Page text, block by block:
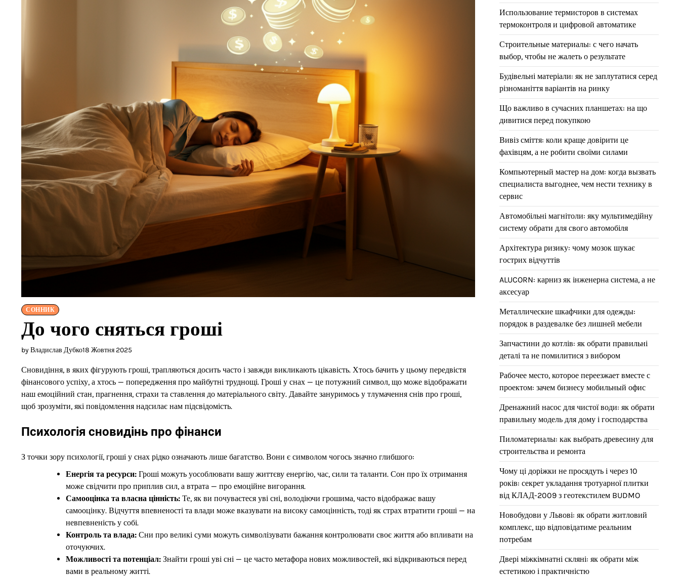
СОННИК
До чого сняться гроші
by Владислав Дубко18 Жовтня 2025
Сновидіння, в яких фігурують гроші, трапляються досить часто і завжди викликають цікавість. Хтось бачить у цьому передвістя
фінансового успіху, а хтось — попередження про майбутні труднощі. Гроші у снах — це потужний символ, що може відображати
наш емоційний стан, прагнення, страхи та ставлення до матеріального світу. Давайте зануримось у тлумачення снів про гроші,
щоб зрозуміти, які повідомлення надсилає нам підсвідомість.
Психологія сновидінь про фінанси
З точки зору психології, гроші у снах рідко означають лише багатство. Вони є символом чогось значно глибшого:
Енергія та ресурси: Гроші можуть уособлювати вашу життєву енергію, час, сили та таланти. Сон про їх отримання
може свідчити про приплив сил, а втрата — про емоційне вигорання.
Самооцінка та власна цінність: Те, як ви почуваєтеся уві сні, володіючи грошима, часто відображає вашу
самооцінку. Відчуття впевненості та влади може вказувати на високу самоцінність, тоді як страх втратити гроші — на
невпевненість у собі.
Контроль та влада: Сни про великі суми можуть символізувати бажання контролювати своє життя або впливати на
оточуючих.
Можливості та потенціал: Знайти гроші уві сні — це часто метафора нових можливостей, які відкриваються перед
вами в реальному житті.
Использование термисторов в системах
термоконтроля и цифровой автоматике
Строительные материалы: с чего начать
выбор, чтобы не жалеть о результате
Будівельні матеріали: як не заплутатися серед
різноманіття варіантів на ринку
Що важливо в сучасних планшетах: на що
дивитися перед покупкою
Вивіз сміття: коли краще довірити це
фахівцям, а не робити своїми силами
Компьютерный мастер на дом: когда вызвать
специалиста выгоднее, чем нести технику в
сервис
Автомобільні магнітоли: яку мультимедійну
систему обрати для свого автомобіля
Архітектура ризику: чому мозок шукає
гострих відчуттів
ALUCORN: карниз як інженерна система, а не
аксесуар
Металлические шкафчики для одежды:
порядок в раздевалке без лишней мебели
Запчастини до котлів: як обрати правильні
деталі та не помилитися з вибором
Рабочее место, которое переезжает вместе с
проектом: зачем бизнесу мобильный офис
Дренажний насос для чистої води: як обрати
правильну модель для дому і господарства
Пиломатериалы: как выбрать древесину для
строительства и ремонта
Чому ці доріжки не просядуть і через 10
років: секрет укладання тротуарної плитки
від КЛАД-2009 з геотекстилем BUDMO
Новобудови у Львові: як обрати житловий
комплекс, що відповідатиме реальним
потребам
Двері міжкімнатні скляні: як обрати між
естетикою і практичністю